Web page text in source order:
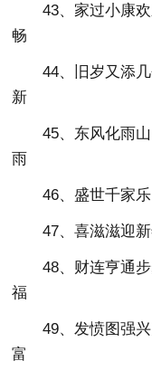
43、家过小康
畅
44、旧岁又添
新
45、东风化雨
雨
46、盛世千家
47、喜滋滋迎
48、财连亨通
福
49、发愤图强
富